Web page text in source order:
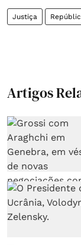
Justiça
Artigos